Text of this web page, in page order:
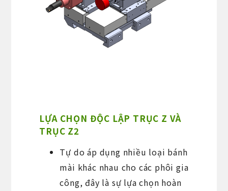
LỰA CHỌN ĐỘC LẬP TRỤC Z VÀ
TRỤC Z2
Tự do áp dụng nhiều loại bánh
mài khác nhau cho các phôi gia
công, đây là sự lựa chọn hoàn